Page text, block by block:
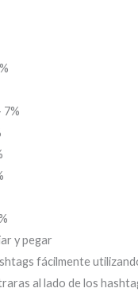
7%
y pegar
fácilmente
al lado de los